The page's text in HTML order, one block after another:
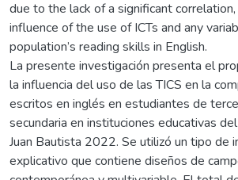
due to the lack of a significant
influence of the use of ICTs and any
population’s reading skills in English.
La presente investigación presenta el
la influencia del uso de las TICS en la
escritos en inglés en estudiantes de
secundaria en instituciones educativas
Juan Bautista 2022. Se utilizó un tipo de
explicativo que contiene diseños de